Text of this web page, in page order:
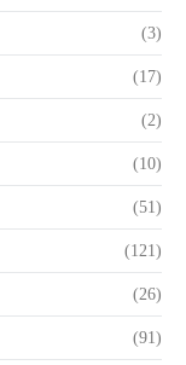
(3)
(17)
(2)
(10)
(51)
(121)
(26)
(91)